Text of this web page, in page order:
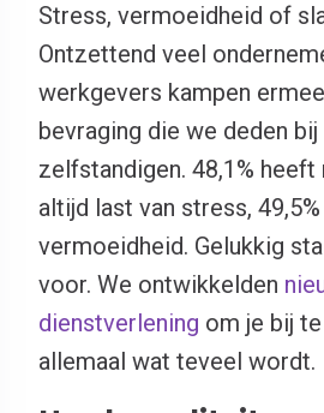
Stress, vermoeidheid of
Ontzettend veel
werkgevers kampen
bevraging die we deden bij
zelfstandigen. 48,1%
altijd last van stress, 49,5%
vermoeidheid. Gelukkig
voor. We ontwikkelden
dienstverlening om je bij
allemaal wat teveel wordt.